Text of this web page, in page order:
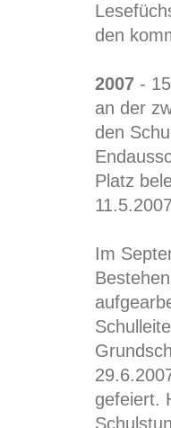
den
2007 -
an der
den
Platz
Im
gefeiert.